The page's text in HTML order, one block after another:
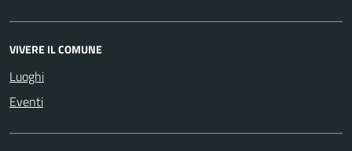
VIVERE IL COMUNE
Luoghi
Eventi